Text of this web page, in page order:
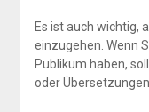
Es ist auch wichtig,
einzugehen. Wenn
Publikum haben,
oder